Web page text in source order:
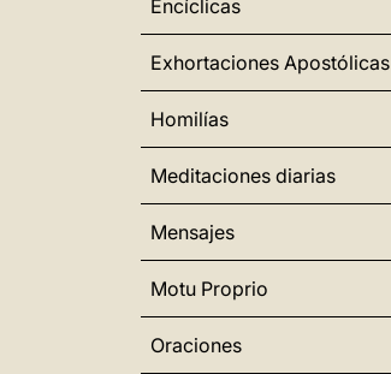
Encíclicas
Exhortaciones Apostólicas
Homilías
Meditaciones diarias
Mensajes
Motu Proprio
Oraciones